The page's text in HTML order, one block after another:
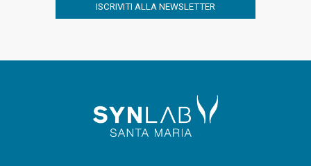
ISCRIVITI ALLA NEWSLETTER